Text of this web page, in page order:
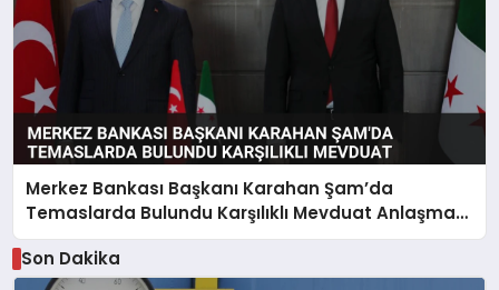
Merkez Bankası Başkanı Karahan Şam’da
Temaslarda Bulundu Karşılıklı Mevduat Anlaşması
Yapıldı
Son Dakika